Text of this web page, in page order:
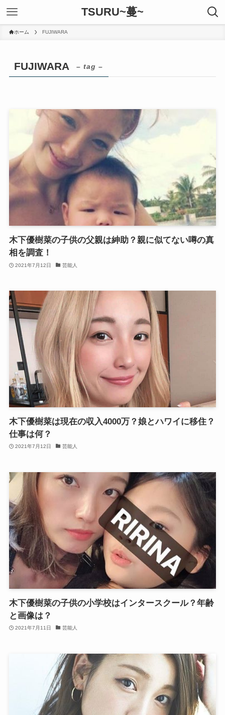
TSURU~蔓~
ホーム FUJIWARA
FUJIWARA – tag –
木下優樹菜の子供の父親は紳助？親に似てない噂の真
相を調査！
2021年7月12日 芸能人
木下優樹菜は現在の収入4000万？娘とハワイに移住？
仕事は何？
2021年7月12日 芸能人
木下優樹菜の子供の小学校はインタースクール？年齢
と画像は？
2021年7月11日 芸能人